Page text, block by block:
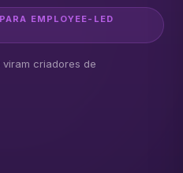
EMPLOYEE-LED
viram criadores de